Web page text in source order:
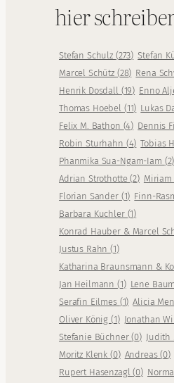
hier
Stefan Schulz (273) Stefan
Marcel Schütz (28) Rena
Henrik Dosdall (19) Enno
Thomas Hoebel (11) Lukas
Felix M. Bathon (4) Dennis
Robin Sturhahn (4) Tobias
Phanmika Sua-Ngam-Iam (2)
Adrian Strothotte(2)
Florian Sander (1) Finn-
Barbara Kuchler (1)
Konrad Hauber & Marcel
Justus Rahn(1)
Katharina Braunsmann &
Jan Heilmann(1) Lene
Serafin Eilmes (1) Alicia
Oliver König(1) Jonathan
Stefanie Büchner(0) Judith
Moritz Klenk(0) Andreas(0)
Rupert Hasenzagl(0)